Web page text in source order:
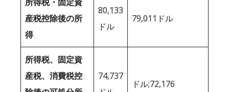
産税控除後の所
得
80,133
ドル
79,011ドル
所得税、固定資
産税、消費税控
74,737
ドル;72,176